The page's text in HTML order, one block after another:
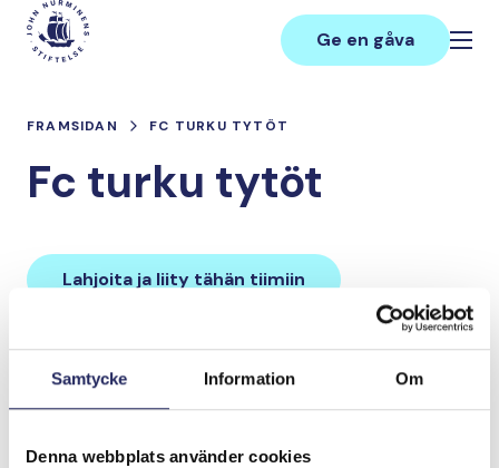
Samtycke Information Om
Denna webbplats använder cookies
Hoppa
innehåll
Main
Ge en gåva
FRAMSIDAN FC TURKU TYTÖT
Fc turku tytöt
Lahjoita ja liity tähän tiimiin
Tiimin lahjoitukset yhteensä: